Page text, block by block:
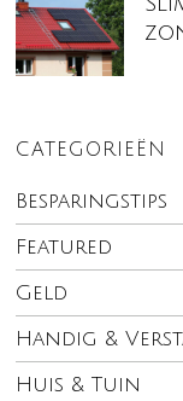
CATEGORIEËN
Besparingstips
Featured
Geld
Handig &
Huis & Tuin